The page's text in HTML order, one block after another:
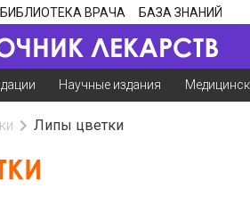
БИБЛИОТЕКА ВРАЧА БАЗА ЗНАНИЙ
Научные издания
Липы цветки